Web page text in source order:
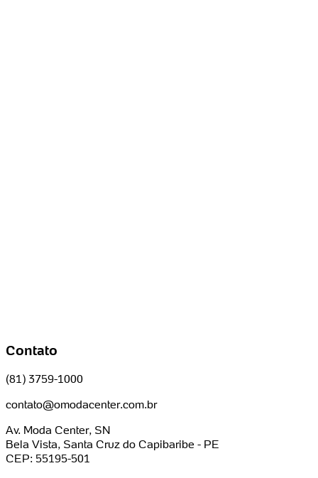
Contato
(81) 3759-1000
contato@omodacenter.com.br
Av. Moda Center, SN
Bela Vista, Santa Cruz do Capibaribe - PE
CEP: 55195-501